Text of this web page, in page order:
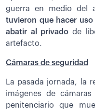
guerra en medio del
tuvieron que hacer
abatir al privado de
artefacto.
Cámaras de seguridad
La pasada jornada, la
imágenes de
penitenciario que